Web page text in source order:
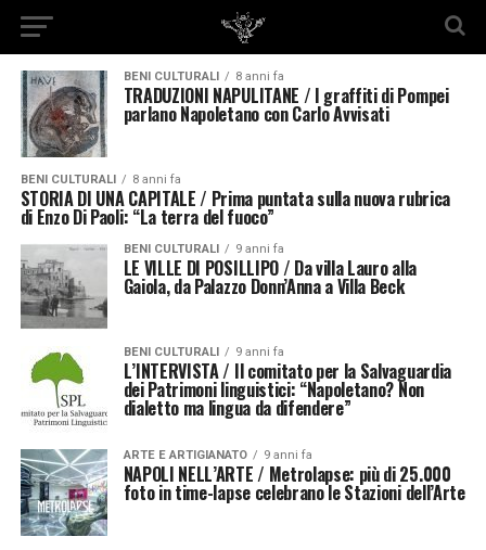
BENI CULTURALI 8 anni fa
TRADUZIONI NAPULITANE / I graffiti di Pompei
parlano Napoletano con Carlo Avvisati
BENI CULTURALI 8 anni fa
STORIA DI UNA CAPITALE / Prima puntata sulla nuova rubrica
di Enzo Di Paoli: “La terra del fuoco”
BENI CULTURALI 9 anni fa
LE VILLE DI POSILLIPO / Da villa Lauro alla
Gaiola, da Palazzo Donn’Anna a Villa Beck
BENI CULTURALI 9 anni fa
L’INTERVISTA / Il comitato per la Salvaguardia
dei Patrimoni linguistici: “Napoletano? Non
dialetto ma lingua da difendere”
ARTE E ARTIGIANATO 9 anni fa
NAPOLI NELL’ARTE / Metrolapse: più di 25.000
foto in time-lapse celebrano le Stazioni dell’Arte